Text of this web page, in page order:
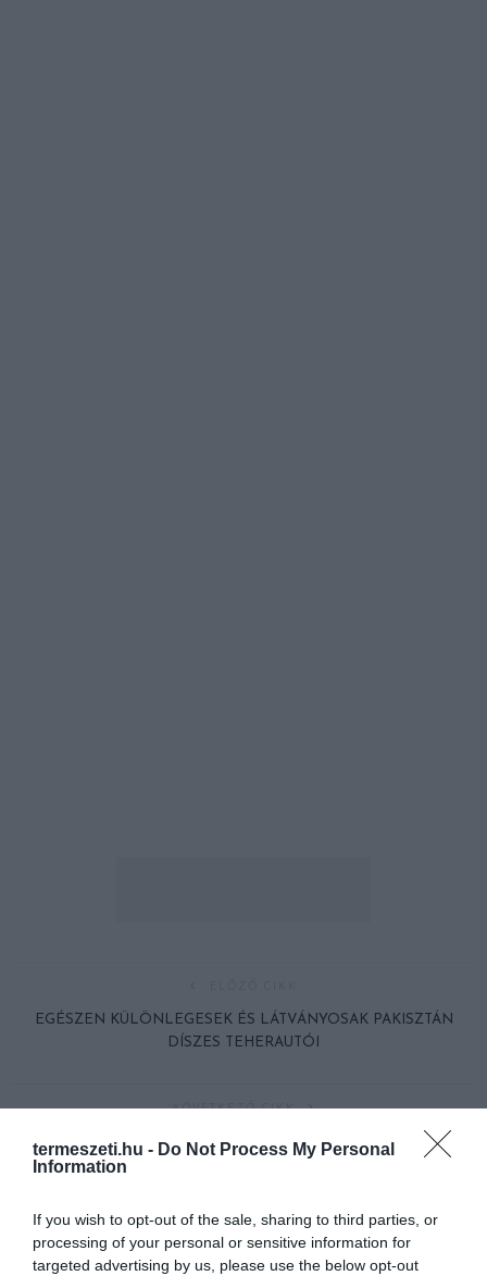
termeszeti.hu - Do Not Process My Personal
Information
If you wish to opt-out of the sale, sharing to third parties, or
processing of your personal or sensitive information for
targeted advertising by us, please use the below opt-out
EGÉSZEN KÜLÖNLEGESEK ÉS LÁTVÁNYOSAK PAKISZTÁN
DÍSZES TEHERAUTÓI
KÖVETKEZŐ CIKK
A SÖRGYÁRTÓL A BUNKERIG: IZGALMAS HELYSZÍNEKKEL
VÁRNAK A KULTURÁLIS ÖRÖKSÉG NAPJAI (SZEPT. 17-18)
HASONLÓ ÉRDEKESSÉGEK